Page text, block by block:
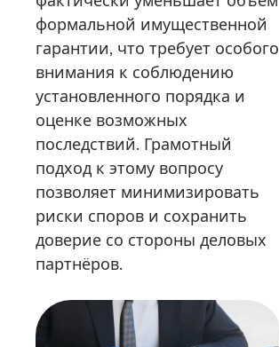
формальной имущественной
гарантии, что требует особого
внимания к соблюдению
установленного порядка и
оценке возможных
последствий. Грамотный
подход к этому вопросу
позволяет минимизировать
риски споров и сохранить
доверие со стороны деловых
партнёров.